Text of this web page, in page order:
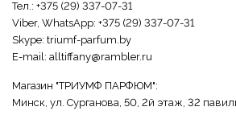
Тел.: +375 (29) 337-07-31
Viber, WhatsApp: +375 (29) 337-07-31
Skype: triumf-parfum.by
E-mail: alltiffany@rambler.ru
Магазин "ТРИУМФ ПАРФЮМ":
Минск, ул. Сурганова, 50, 2й этаж, 32